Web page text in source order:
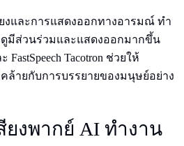
ยงและการแสดงออกทางอารมณ์ ทํา
มีส่วนร่วมและแสดงออกมากขึ้น
FastSpeech Tacotron ช่วยให้
ล้ายกับการบรรยายของมนุษย์อย่าง
ยงพากย์ AI ทํางาน